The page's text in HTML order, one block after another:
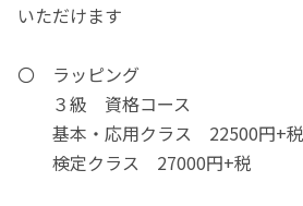
いただけます
〇 ラッピング
３級 資格コース
基本・応用クラス 22500円+税
検定クラス 27000円+税